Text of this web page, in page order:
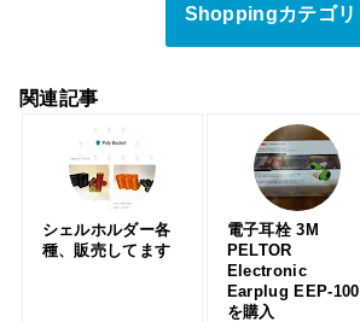
Shoppingカテゴリ
関連記事
シェルホルダー各
種、販売してます
電子耳栓 3M
PELTOR
Electronic
Earplug EEP-100
を購入